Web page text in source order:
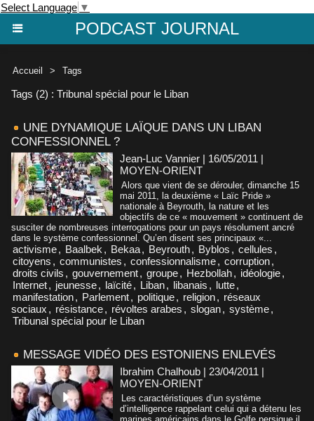
Select Language ▼
PODCAST JOURNAL
Accueil > Tags
Tags (2) : Tribunal spécial pour le Liban
UNE DYNAMIQUE LAÏQUE DANS UN LIBAN
CONFESSIONNEL ?
Jean-Luc Vannier | 16/05/2011 |
MOYEN-ORIENT
Alors que vient de se dérouler, dimanche 15
mai 2011, la deuxième « Laïc Pride »
nationale à Beyrouth, la nature et les
objectifs de ce « mouvement » continuent de
susciter de nombreuses interrogations pour un pays résolument ancré
dans le système confessionnel. Qu’en disent ses principaux «...
activisme, Baalbek , Bekaa, Beyrouth, Byblos , cellules ,
citoyens , communistes , confessionnalisme, corruption,
droits civils , gouvernement, groupe, Hezbollah, idéologie,
Internet, jeunesse, laïcité, Liban, libanais , lutte,
manifestation, Parlement, politique, religion, réseaux
sociaux , résistance, révoltes arabes , slogan, système,
Tribunal spécial pour le Liban
MESSAGE VIDÉO DES ESTONIENS ENLEVÉS
Ibrahim Chalhoub | 23/04/2011 |
MOYEN-ORIENT
Les caractéristiques d’un système
d’intelligence rappelant celui qui a détenu les